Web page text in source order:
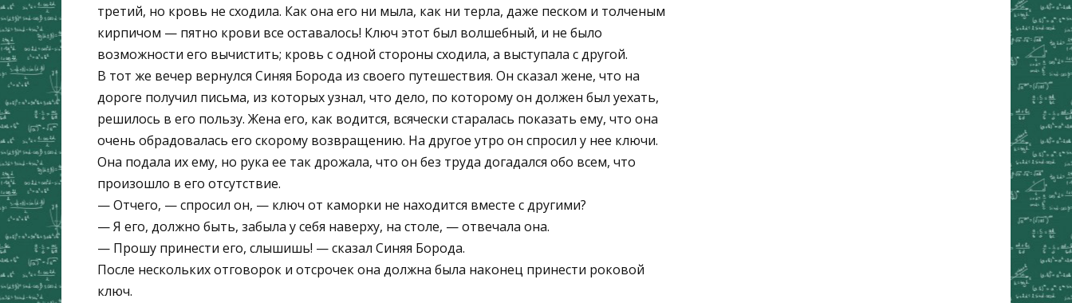
третий, но кровь не сходила. Как она его ни мыла, как ни терла, даже песком и толченым
кирпичом — пятно крови все оставалось! Ключ этот был волшебный, и не было
возможности его вычистить; кровь с одной стороны сходила, а выступала с другой.
В тот же вечер вернулся Синяя Борода из своего путешествия. Он сказал жене, что на
дороге получил письма, из которых узнал, что дело, по которому он должен был уехать,
решилось в его пользу. Жена его, как водится, всячески старалась показать ему, что она
очень обрадовалась его скорому возвращению. На другое утро он спросил у нее ключи.
Она подала их ему, но рука ее так дрожала, что он без труда догадался обо всем, что
произошло в его отсутствие.
— Отчего, — спросил он, — ключ от каморки не находится вместе с другими?
— Я его, должно быть, забыла у себя наверху, на столе, — отвечала она.
— Прошу принести его, слышишь! — сказал Синяя Борода.
После нескольких отговорок и отсрочек она должна была наконец принести роковой
ключ.